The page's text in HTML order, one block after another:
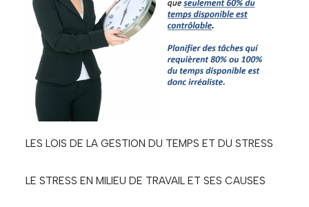
LES LOIS DE LA GESTION DU TEMPS ET DU STRESS
LE STRESS EN MILIEU DE TRAVAIL ET SES CAUSES